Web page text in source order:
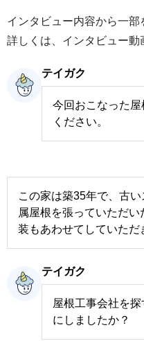
インタビュー内容から一部
詳しくは、インタビュー動
テイガク
今回おこなった
ください。
この家は築35年で、古
属屋根を張っていただ
装もあわせてしていただ
テイガク
屋根工事会社を
にしましたか？